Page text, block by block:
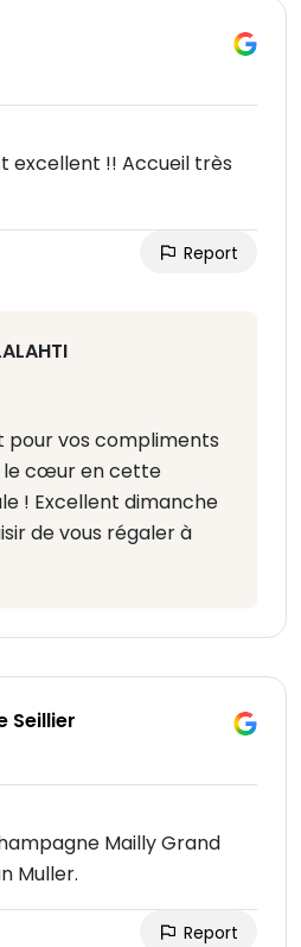
excellent !! Accueil très
Report
pour vos compliments
le cœur en cette
! Excellent dimanche
de vous régaler à
Seillier
Mailly Grand
Muller.
Report